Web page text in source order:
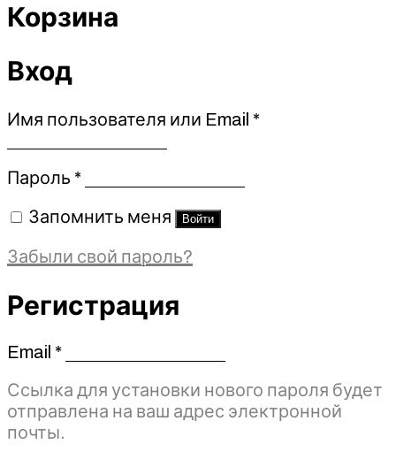
Корзина
Вход
Имя пользователя или Email *Обязательно
Пароль *Обязательно
Запомнить меня Войти
Забыли свой пароль?
Регистрация
Email *Обязательно
Ссылка для установки нового пароля будет
отправлена ​​на ваш адрес электронной
почты.